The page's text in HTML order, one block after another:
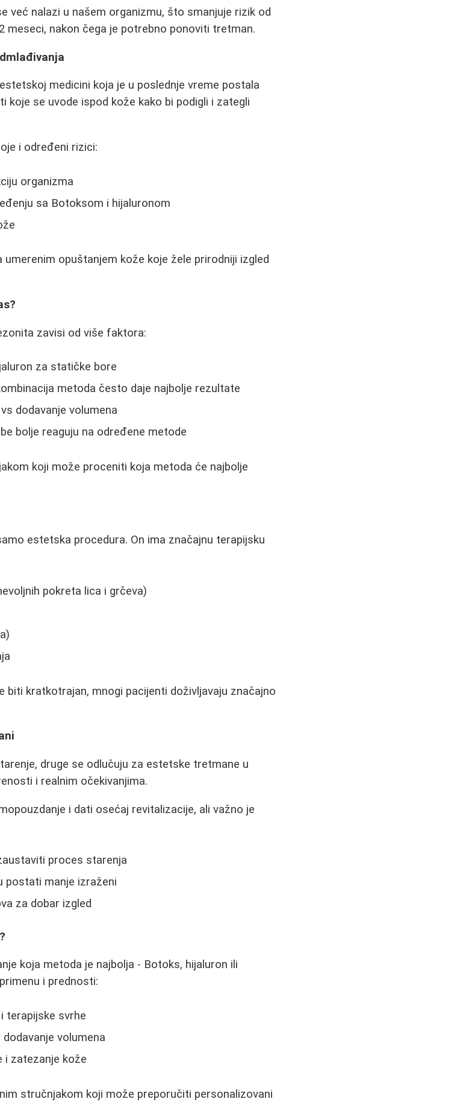
već nalazi u našem organizmu, što smanjuje rizik od
meseci, nakon čega je potrebno ponoviti tretman.
medicini koja je u poslednje vreme postala
koje se uvode ispod kože kako bi podigli i zategli
i određeni rizici:
organizma
sa Botoksom i hijaluronom
opuštanjem kože koje žele prirodniji izgled
zavisi od više faktora:
za statičke bore
metoda često daje najbolje rezultate
dodavanje volumena
bolje reaguju na određene metode
koji može proceniti koja metoda će najbolje
estetska procedura. On ima značajnu terapijsku
pokreta lica i grčeva)
kratkotrajan, mnogi pacijenti doživljavaju značajno
druge se odlučuju za estetske tretmane u
i realnim očekivanjima.
i dati osećaj revitalizacije, ali važno je
proces starenja
postati manje izraženi
za dobar izgled
koja metoda je najbolja - Botoks, hijaluron ili
i prednosti:
terapijske svrhe
volumena
i zatezanje kože
stručnjakom koji može preporučiti personalizovani